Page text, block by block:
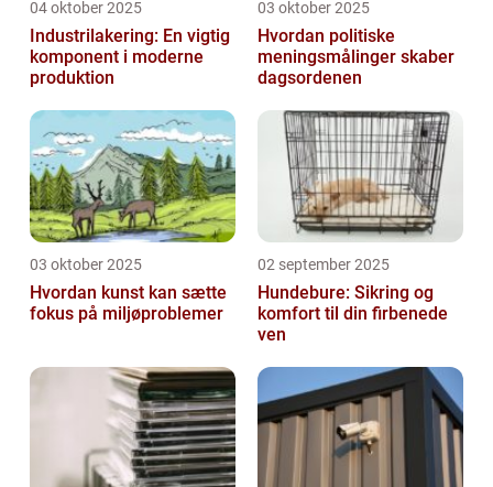
04 oktober 2025
Industrilakering: En vigtig
komponent i moderne
produktion
03 oktober 2025
Hvordan politiske
meningsmålinger skaber
dagsordenen
03 oktober 2025
Hvordan kunst kan sætte
fokus på miljøproblemer
02 september 2025
Hundebure: Sikring og
komfort til din firbenede
ven